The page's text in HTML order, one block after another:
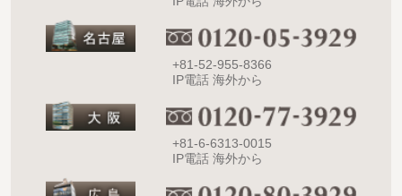
+81-52-955-8366
IP電話 海外から
+81-6-6313-0015
IP電話 海外から